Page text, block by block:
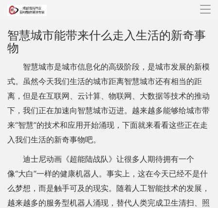
导
智慧城市能带来什么走入生活的新奇事
物
智慧城市是城市信息化的高级阶段，是城市发展的新模
式。虽然今天我们生活的城市距离智慧城市还有相当的距
离，但是在互联网、云计算、物联网、大数据等技术的推动
下，我们正在加速向智慧城市迈进。越来越多能够给城市带
来“智慧”的技术和应用开始涌现，下面就来看看这些正在走
入我们生活的新奇事物吧。
迪士尼动画《超能陆战队》让很多人期待拥有一个
像“大白”一样的健康机器人。事实上，这在今天已经不是什
么梦想，而是触手可及的现实。随着人工智能技术的发展，
越来越多的服务型机器人涌现，替代人类完成卫生清扫、照